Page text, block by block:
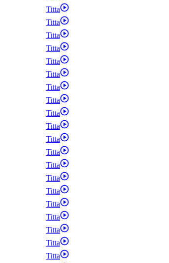
Titta
Titta
Titta
Titta
Titta
Titta
Titta
Titta
Titta
Titta
Titta
Titta
Titta
Titta
Titta
Titta
Titta
Titta
Titta
Titta